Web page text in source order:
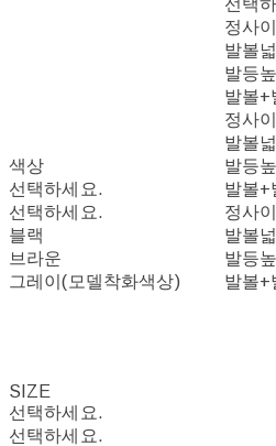
색상
선택하세요.
선택하세요.
블랙
브라운
그레이(모델착화색상)
정사
발볼
발등
발볼+
정사
발볼
발등
발볼+
정사
발볼
발등
발볼+
SIZE
선택하세요.
선택하세요.